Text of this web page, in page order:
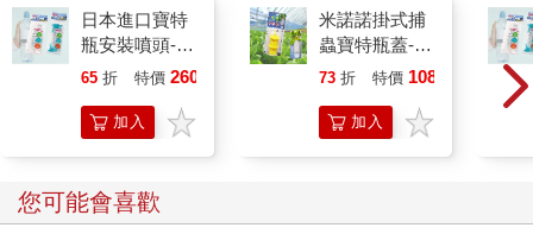
不過我開始有點不高興。他不直接了當回答我的問題，反而自顧
自問我其他問題，讓我搞不懂他是怎麼想的。
我不高興的樣子，好像讓他覺得很有趣。
日本進口寶特
瓶安裝噴頭-2
入x2包
65 折 特價 260
加入
米諾諾掛式捕
蟲寶特瓶蓋-2
入x12組
73 折 特價 1088
加入
您可能會喜歡